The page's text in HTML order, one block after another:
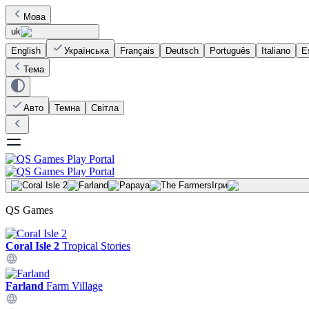
Мова
uk
English
Українська Français Deutsch Português Italiano
Тема
Авто Темна Світла
Ігри
QS Games
Coral Isle 2 Tropical Stories
Farland Farm Village